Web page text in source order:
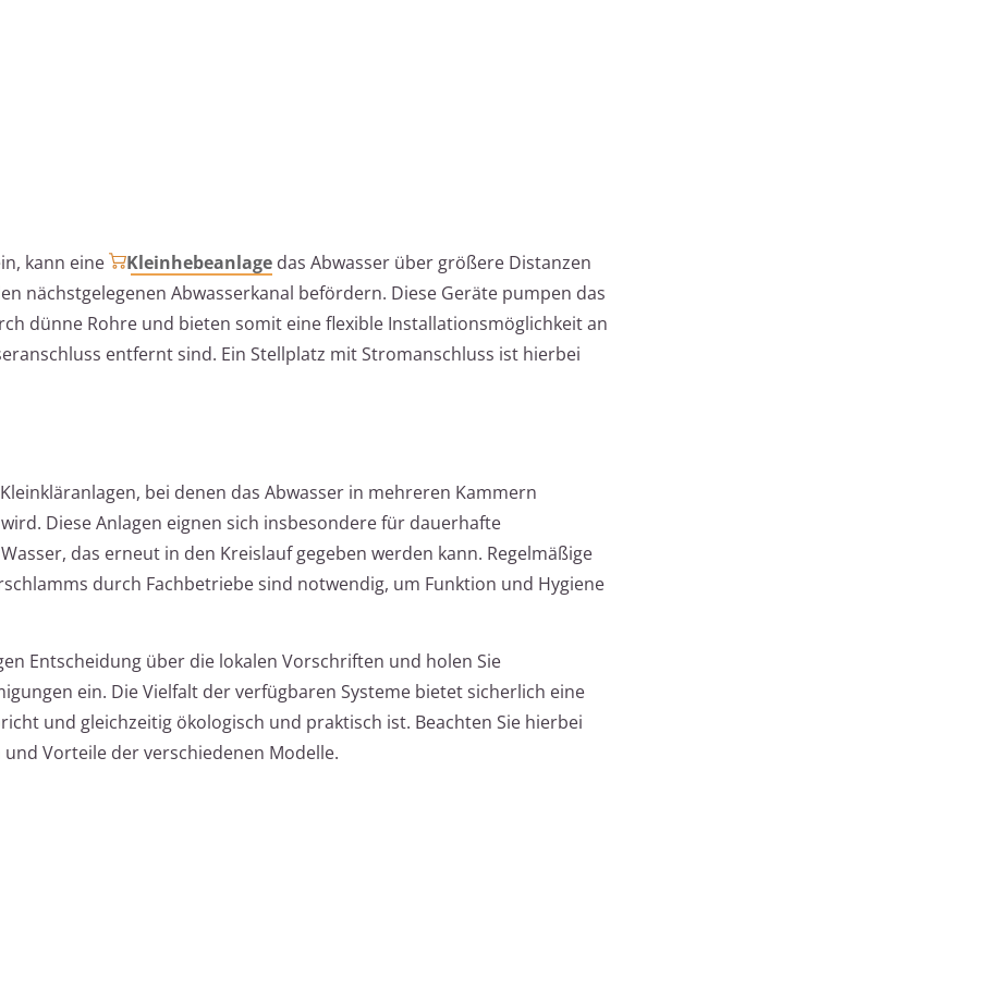
kann eine
Kleinhebeanlage das Abwasser über größere Distanzen
nächstgelegenen Abwasserkanal befördern. Diese Geräte pumpen das
dünne Rohre und bieten somit eine flexible Installationsmöglichkeit an
entfernt sind. Ein Stellplatz mit Stromanschluss ist hierbei
bei denen das Abwasser in mehreren Kammern
Diese Anlagen eignen sich insbesondere für dauerhafte
das erneut in den Kreislauf gegeben werden kann. Regelmäßige
durch Fachbetriebe sind notwendig, um Funktion und Hygiene
Entscheidung über die lokalen Vorschriften und holen Sie
ein. Die Vielfalt der verfügbaren Systeme bietet sicherlich eine
und gleichzeitig ökologisch und praktisch ist. Beachten Sie hierbei
Vorteile der verschiedenen Modelle.